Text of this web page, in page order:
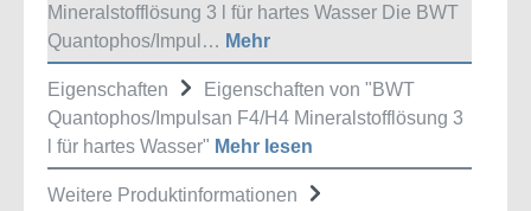
Mineralstofflösung 3 l für hartes Wasser Die BWT
Quantophos/Impul… Mehr
Eigenschaften
Eigenschaften von "BWT
Quantophos/Impulsan F4/H4 Mineralstofflösung 3
l für hartes Wasser" Mehr lesen
Weitere Produktinformationen